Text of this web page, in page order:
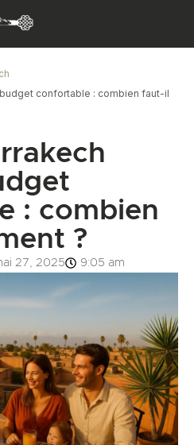
confortable : combien faut-il
: combien
?
27, 2025 9:05 am